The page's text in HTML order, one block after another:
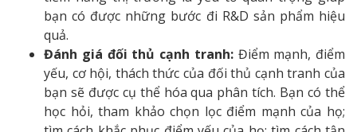
bạn có được những bước đi R&D sản phẩm hiệu
quả.
Đánh giá đối thủ cạnh tranh: Điểm mạnh, điểm
yếu, cơ hội, thách thức của đối thủ cạnh tranh của
bạn sẽ được cụ thể hóa qua phân tích. Bạn có thể
học hỏi, tham khảo chọn lọc điểm mạnh của họ;